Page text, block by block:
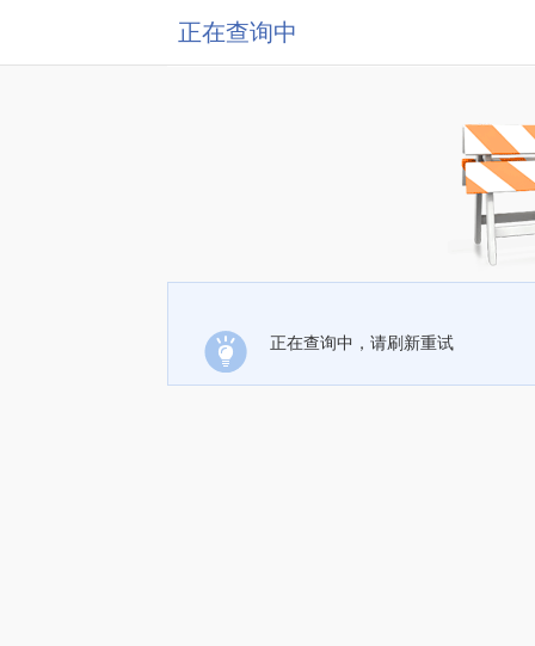
正在查询中
正在查询中，请刷新重试